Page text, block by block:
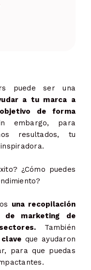
puede ser una
a tu marca a
de forma
embargo, para
resultados, tu
¿Cómo puedes
una recopilación
de marketing de
También
que ayudaron
para que puedas